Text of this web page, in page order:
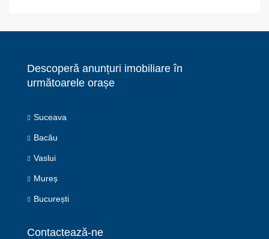
Descoperă anunțuri imobiliare în
următoarele orașe
Suceava
Bacău
Vaslui
Mureș
București
Contactează-ne